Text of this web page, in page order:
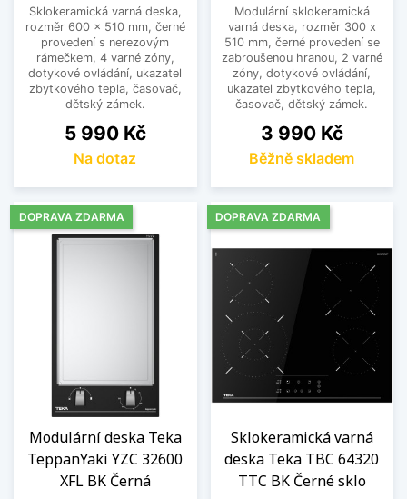
Sklokeramická varná deska,
rozměr 600 x 510 mm, černé
provedení s nerezovým
rámečkem, 4 varné zóny,
dotykové ovládání, ukazatel
zbytkového tepla, časovač,
dětský zámek.
Cena
5 990 Kč
Na dotaz
Modulární sklokeramická
varná deska, rozměr 300 x
510 mm, černé provedení se
zabroušenou hranou, 2 varné
zóny, dotykové ovládání,
ukazatel zbytkového tepla,
časovač, dětský zámek.
Cena
3 990 Kč
Běžně skladem
Modulární deska Teka
TeppanYaki YZC 32600
XFL BK Černá
DOPRAVA ZDARMA
Sklokeramická varná
deska Teka TBC 64320
TTC BK Černé sklo
DOPRAVA ZDARMA